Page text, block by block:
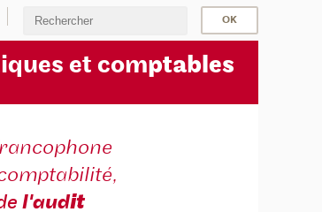
et comptables
l'audit